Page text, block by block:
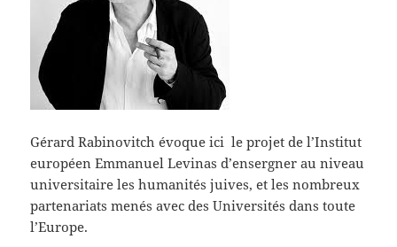
Gérard Rabinovitch évoque ici le projet de l’Institut
européen Emmanuel Levinas d’ensergner au niveau
universitaire les humanités juives, et les nombreux
partenariats menés avec des Universités dans toute
l’Europe.